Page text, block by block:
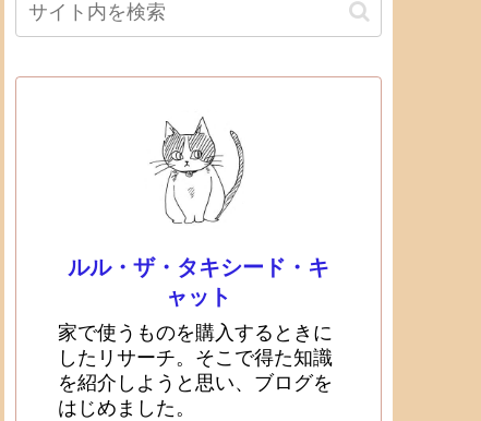
ルル・ザ・タキシード・キ
ャット
家で使うものを購入するときに
したリサーチ。そこで得た知識
を紹介しようと思い、ブログを
はじめました。